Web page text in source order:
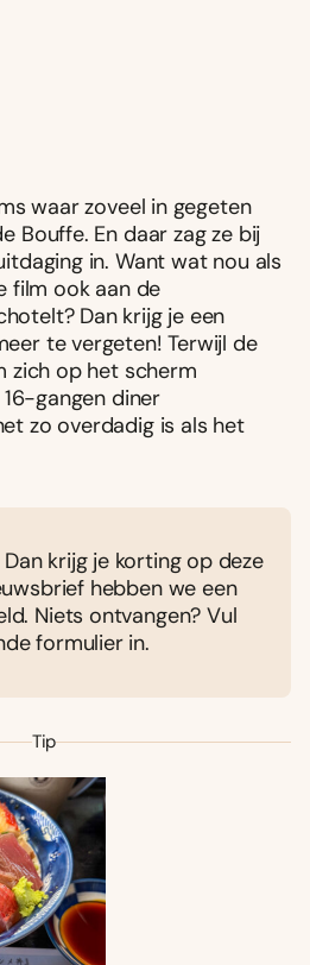
waar zoveel in gegeten
Bouffe. En daar zag ze bij
in. Want wat nou als
film ook aan de
Dan krijg je een
te vergeten! Terwijl de
zich op het scherm
gangen diner
zo overdadig is als het
krijg je korting op deze
hebben we een
Niets ontvangen? Vul
formulier in.
Tip